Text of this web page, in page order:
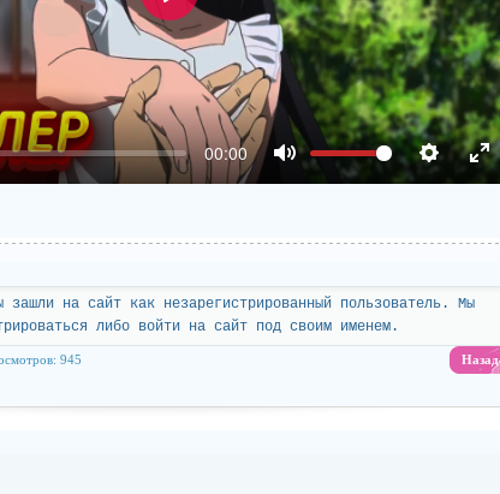
00:00
Воспроизвести
зашли на сайт как незарегистрированный пользователь. Мы
либо войти на сайт под своим именем.
Назад
945